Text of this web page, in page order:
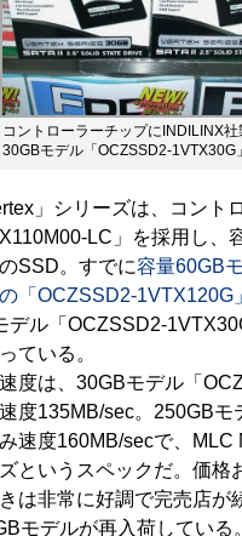
コントローラーチップにINDILINX
30GBモデル「OCZSSD2-
」シリーズは、コント
LC」を採用し、
SSD。すでに容量60GB
「OCZSSD2-1VTX120G
デル「OCZSSD2-
ている。
度は、30GBモデル「
度135MB/sec。250GBモ
速度160MB/secで、
というスペックだ。価格
は非常に好調で完売店が
モデルが再入荷している。